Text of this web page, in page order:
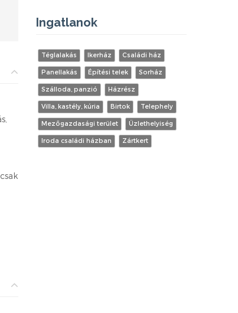
Ingatlanok
Téglalakás Ikerház Családi ház
Panellakás Építési telek Sorház
Szálloda, panzió Házrész
Villa, kastély, kúria Birtok Telephely
Mezőgazdasági terület Üzlethelyiség
Iroda családi házban Zártkert